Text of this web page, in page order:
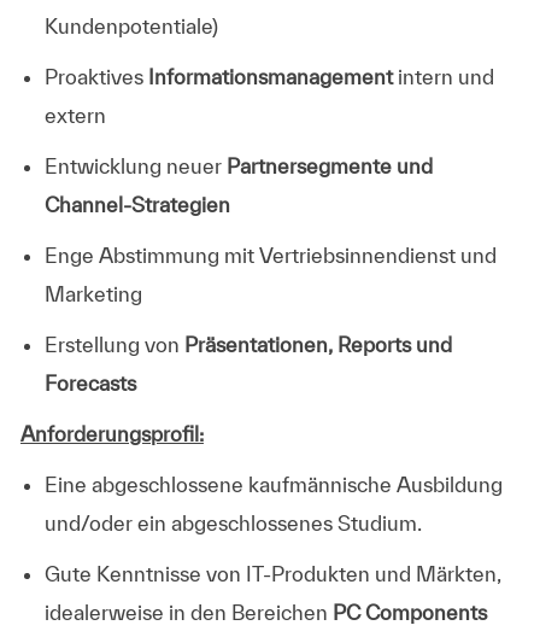
Kundenpotentiale)
ProaktivesInformationsmanagementintern und
extern
Entwicklung neuer Partnersegmente und
Channel-Strategien
Enge Abstimmung mit Vertriebsinnendienst und
Marketing
Erstellung von Präsentationen, Reports und
Forecasts
Anforderungsprofil:
Eine abgeschlossene kaufmännische Ausbildung
und/oder ein abgeschlossenes Studium.
Gute Kenntnisse von IT-Produkten und Märkten,
idealerweise in den Bereichen PC Components